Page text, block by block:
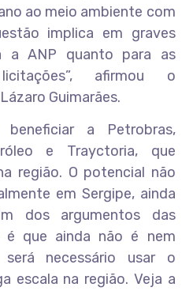
ao meio ambiente com
implica em graves
a ANP quanto para as
afirmou o
Guimarães.
a Petrobras,
e Trayctoria, que
região. O potencial não
em Sergipe, ainda
dos argumentos das
é que ainda não é nem
necessário usar o
escala na região. Veja a